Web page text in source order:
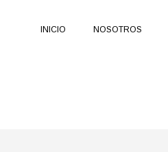
INICIO NOSOTROS